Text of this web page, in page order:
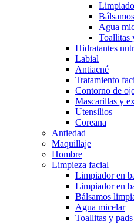
Agua
Toallitas
Hidratantes
Labial
Antiacné
Tratamiento
Contorno de
Mascarillas y
Utensilios
Coreana
Antiedad
Maquillaje
Hombre
Limpieza facial
Limpiador en
Limpiador en
Bálsamos
Agua micelar
Toallitas y pads